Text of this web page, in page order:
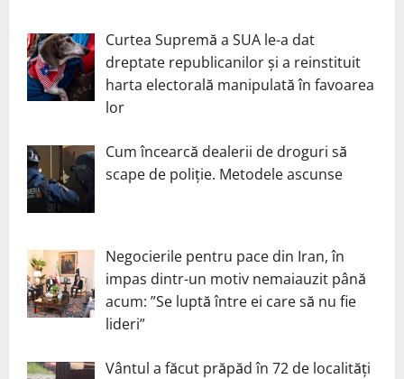
Curtea Supremă a SUA le-a dat
dreptate republicanilor și a reinstituit
harta electorală manipulată în favoarea
lor
Cum încearcă dealerii de droguri să
scape de poliție. Metodele ascunse
Negocierile pentru pace din Iran, în
impas dintr-un motiv nemaiauzit până
acum: ”Se luptă între ei care să nu fie
lideri”
Vântul a făcut prăpăd în 72 de localități